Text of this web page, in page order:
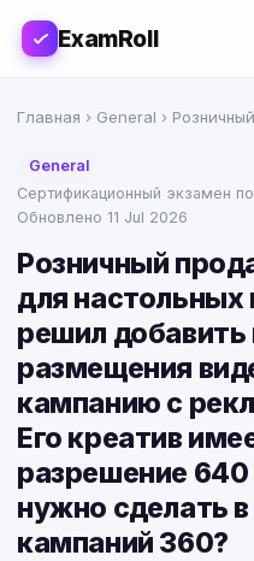
ExamRoll
Главная › General ›
General
Сертификационный экзамен
Обновлено 11 Jul 2026
Розничный
для
решил добавить
размещения
кампанию с
Его креатив
разрешение
нужно сделать
кампаний 360?